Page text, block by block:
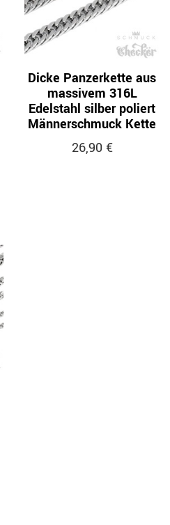
Dicke Panzerkette aus
massivem 316L
Edelstahl silber poliert
Männerschmuck Kette
26,90 €